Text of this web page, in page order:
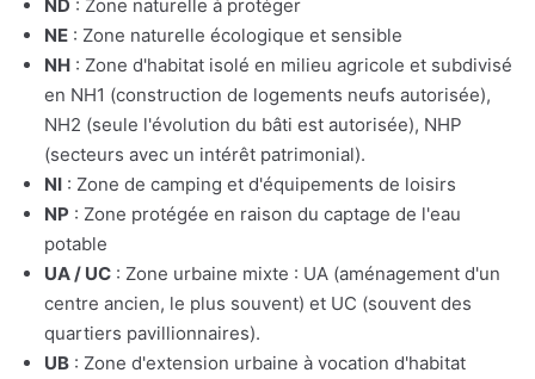
ND : Zone naturelle à protéger
NE : Zone naturelle écologique et sensible
NH : Zone d'habitat isolé en milieu agricole et subdivisé
en NH1 (construction de logements neufs autorisée),
NH2 (seule l'évolution du bâti est autorisée), NHP
(secteurs avec un intérêt patrimonial).
NI : Zone de camping et d'équipements de loisirs
NP : Zone protégée en raison du captage de l'eau
potable
UA / UC : Zone urbaine mixte : UA (aménagement d'un
centre ancien, le plus souvent) et UC (souvent des
quartiers pavillionnaires).
UB : Zone d'extension urbaine à vocation d'habitat